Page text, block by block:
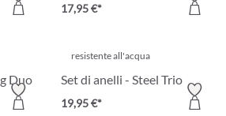
17,95 €*
Duo
resistente all'acqua
Set di anelli - Steel Trio
19,95 €*